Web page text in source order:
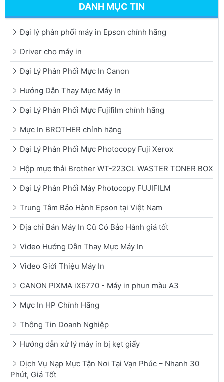
DANH MỤC TIN
Đại lý phân phối máy in Epson chính hãng
Driver cho máy in
Đại Lý Phân Phối Mực In Canon
Hướng Dẫn Thay Mực Máy In
Đại Lý Phân Phối Mực Fujifilm chính hãng
Mực In BROTHER chính hãng
Đại Lý Phân Phối Mực Photocopy Fuji Xerox
Hộp mực thải Brother WT-223CL WASTER TONER BOX
Đại Lý Phân Phối Máy Photocopy FUJIFILM
Trung Tâm Bảo Hành Epson tại Việt Nam
Địa chỉ Bán Máy In Cũ Có Bảo Hành giá tốt
Video Hướng Dẫn Thay Mực Máy In
Video Giới Thiệu Máy In
CANON PIXMA iX6770 - Máy in phun màu A3
Mực In HP Chính Hãng
Thông Tin Doanh Nghiệp
Hướng dẫn xử lý máy in bị kẹt giấy
Dịch Vụ Nạp Mực Tận Nơi Tại Vạn Phúc – Nhanh 30
Phút, Giá Tốt